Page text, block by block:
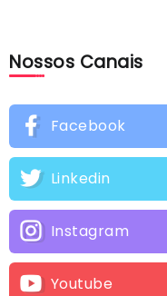
Nossos Canais
Facebook
Linkedin
Instagram
Youtube